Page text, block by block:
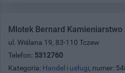
Mlotek Bernard Kamieniarstwo
ul. Wiślana 19, 83-110 Tczew
Telefon: 5312760
Kategoria: Handel i usługi, numer: